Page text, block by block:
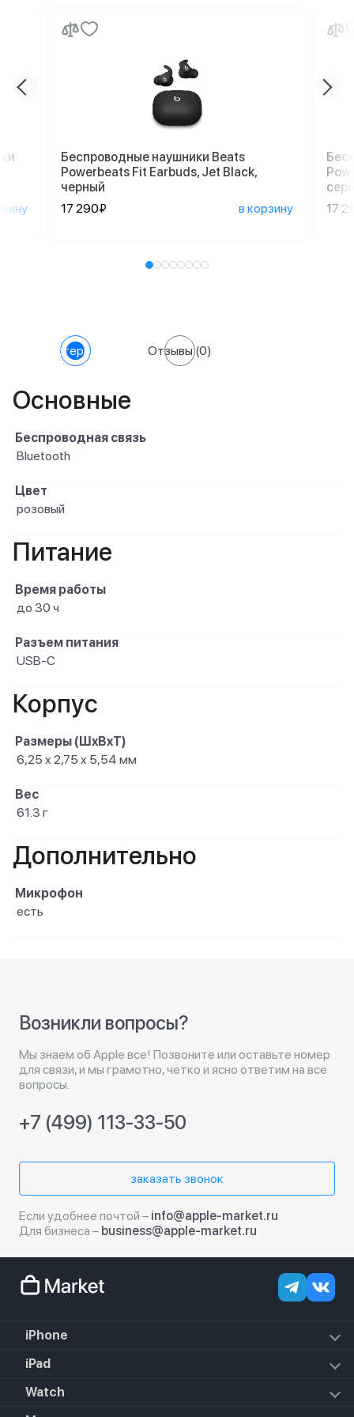
Беспроводные наушники Beats
Powerbeats Fit Earbuds, Jet Black,
черный
17 290₽
в корзину
17
Характеристики Отзывы(0)
Основные
Беспроводная связь
Bluetooth
Цвет
розовый
Питание
Время работы
до 30 ч
Разъем питания
USB-C
Корпус
Размеры (ШxВxТ)
6,25 x 2,75 x 5,54 мм
Вес
61.3 г
Дополнительно
Микрофон
есть
Возникли вопросы?
Мы знаем об Apple все! Позвоните или оставьте номер
для связи, и мы грамотно, четко и ясно ответим на все
вопросы.
+7 (499) 113-33-50
заказать звонок
Если удобнее почтой – info@apple-market.ru
Для бизнеса – business@apple-market.ru
iPhone
iPhone 18 Pro Max
iPhone 18
iPad
iPad Air (2022)
Watch